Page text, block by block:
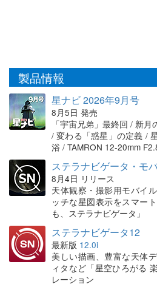
製品情報
星ナビ 2026年9月号
8月5日 発売
「宇宙兄弟」最終回 / 新
/ 変わる「惑星」の定義 /
浴 / TAMRON 12-20mm
ステラナビゲータ・モ
8月4日 リリース
天体観察・撮影用モバイ
ッチな星図表示をスマー
も、ステラナビゲータ」
ステラナビゲータ12
最新版 12.0i
美しい描画、豊富な天体
ィタなど「星空ひろがる
レーション